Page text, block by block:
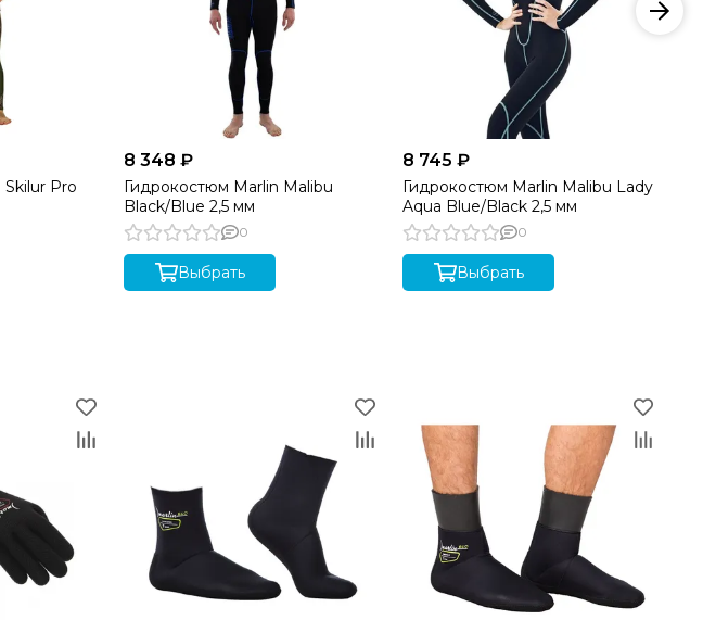
Pro
8 348 ₽
Гидрокостюм Marlin Malibu
Black/Blue 2,5 мм
0
Выбрать
8 745 ₽
Гидрокостюм Marlin Malibu Lady
Aqua Blue/Black 2,5 мм
0
Выбрать